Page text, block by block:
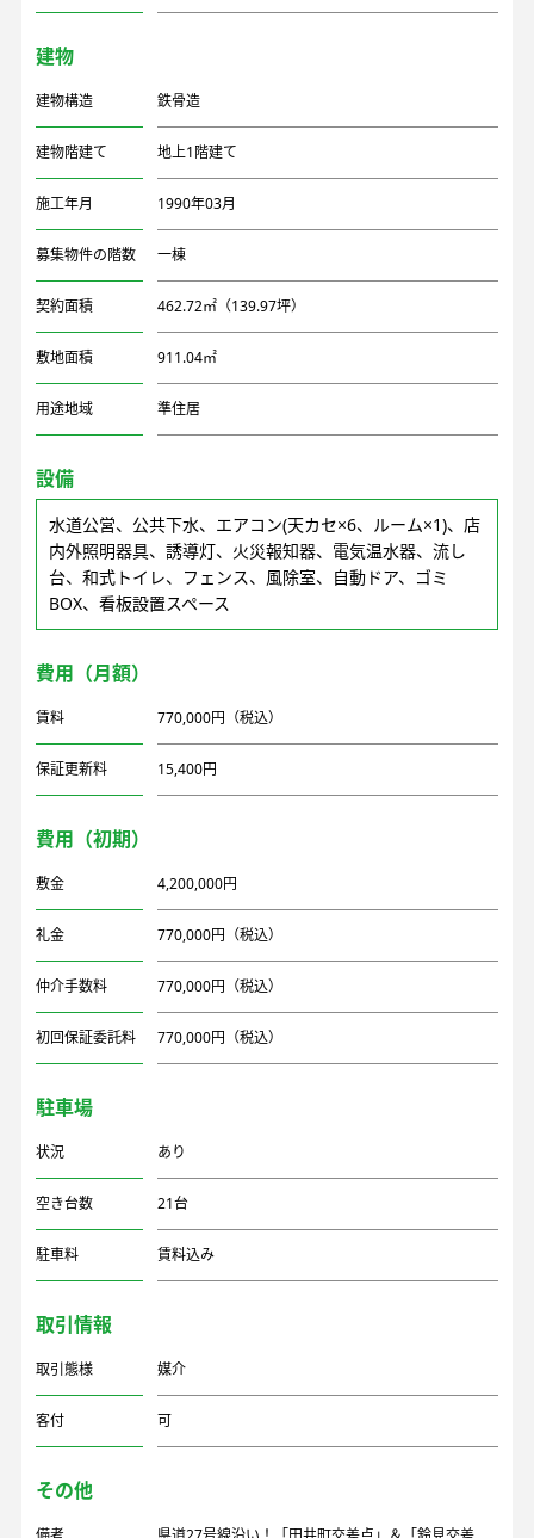
建物
建物構造 鉄骨造
建物階建て 地上1階建て
施工年月 1990年03月
募集物件の階数 一棟
契約面積 462.72㎡（139.97坪）
敷地面積 911.04㎡
用途地域 準住居
設備
水道公営、公共下水、エアコン(天カセ×6、ルーム×1)、店
内外照明器具、誘導灯、火災報知器、電気温水器、流し
台、和式トイレ、フェンス、風除室、自動ドア、ゴミ
BOX、看板設置スペース
費用（月額）
賃料 770,000円（税込）
保証更新料 15,400円
費用（初期）
敷金 4,200,000円
礼金 770,000円（税込）
仲介手数料 770,000円（税込）
初回保証委託料 770,000円（税込）
駐車場
状況 あり
空き台数 21台
駐車料 賃料込み
取引情報
取引態様 媒介
客付 可
その他